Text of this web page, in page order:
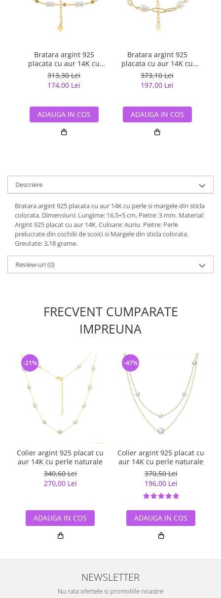
Bratara argint 925
placata cu aur 14K cu
perle naturale
313,30 Lei
174,00 Lei
ADAUGA IN COS
Bratara argint 925
placata cu aur 14K cu
perle naturale
373,10 Lei
197,00 Lei
ADAUGA IN COS
Descriere
Bratara argint 925 placata cu aur 14K cu perle si margele din sticla
colorata. Dimensiuni: Lungime: 16,5+5 cm, Pietre: 3 mm. Material:
Argint 925 placat cu aur 14K. Culoare: Auriu. Pietre: Perle
prelucrate din cochilii de scoici si Margele din sticla colorata.
Greutate: 3,18 grame.
Review-uri(0)
FRECVENT CUMPARATE
IMPREUNA
Colier argint 925 placat cu
aur 14K cu perle naturale
340,60 Lei
270,00 Lei
-21%
ADAUGA IN COS
Colier argint 925 placat cu
aur 14K cu perle naturale
370,50 Lei
196,00 Lei
-47%
ADAUGA IN COS
NEWSLETTER
Nu rata ofertele si promotiile noastre